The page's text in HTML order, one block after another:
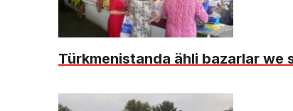
Türkmenistanda ähli bazarlar we